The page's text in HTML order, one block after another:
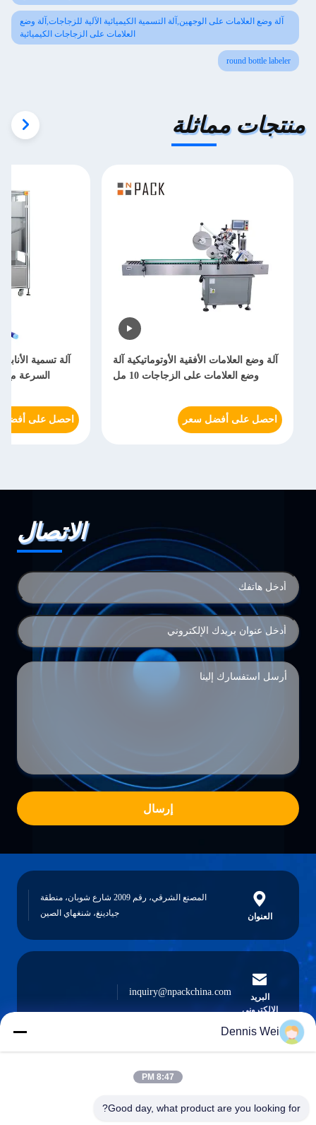
آلة وضع العلامات على الوجهين,آلة التسمية الكيميائية الآلية للزجاجات,آلة وضع
العلامات على الزجاجات الكيميائية
round bottle labeler
منتجات مماثلة
آلة وضع العلامات الأفقية الأوتوماتيكية آلة
وضع العلامات على الزجاجات 10 مل
احصل على أفضل سعر
آلة تسمية
احصل على
الاتصال
إرسال
العنوان
المصنع الشرقي، رقم 2009 شارع شوبان، منطقة
جيادينغ، شنغهاي الصين
البريد
الإلكتروني
inquiry@npackchina.com
0086-21-66035560
Dennis Wei
8:47 PM
Good day, what product are you looking for?